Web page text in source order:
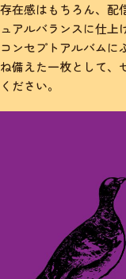
存在感はもちろん、配
ュアルバランスに仕上
コンセプトアルバムに
ね備えた一枚として、
ください。